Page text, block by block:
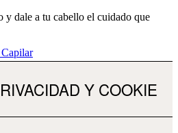
y dale a tu cabello el cuidado que
Y COOKIE